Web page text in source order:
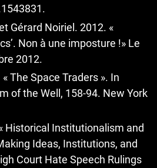
Gérard Noiriel. 2012. «
Non à une imposture !» Le
2012.
The Space Traders ». In
of the Well, 158-94. New York
Historical Institutionalism and
Ideas, Institutions, and
Court Hate Speech Rulings